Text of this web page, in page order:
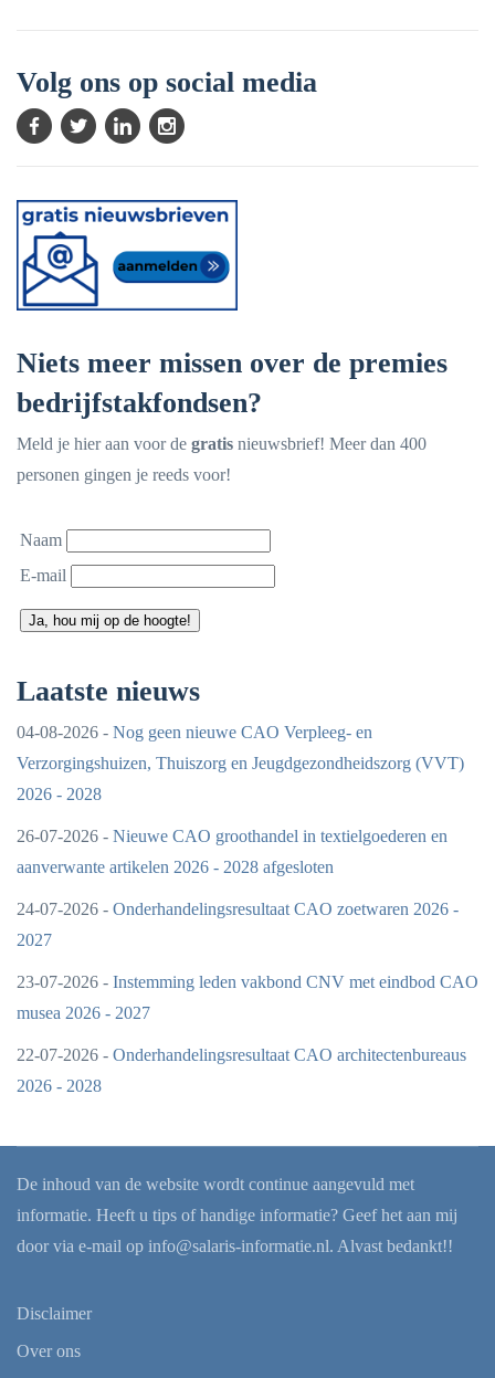
Volg ons op social media
Niets meer missen over de premies
bedrijfstakfondsen?
Meld je hier aan voor de gratis nieuwsbrief! Meer dan 400
personen gingen je reeds voor!
Naam
E-mail
Ja, hou mij op de hoogte!
Laatste nieuws
04-08-2026 - Nog geen nieuwe CAO Verpleeg- en
Verzorgingshuizen, Thuiszorg en Jeugdgezondheidszorg (VVT)
2026 - 2028
26-07-2026 - Nieuwe CAO groothandel in textielgoederen en
aanverwante artikelen 2026 - 2028 afgesloten
24-07-2026 - Onderhandelingsresultaat CAO zoetwaren 2026 -
2027
23-07-2026 - Instemming leden vakbond CNV met eindbod CAO
musea 2026 - 2027
22-07-2026 - Onderhandelingsresultaat CAO architectenbureaus
2026 - 2028
De inhoud van de website wordt continue aangevuld met
informatie. Heeft u tips of handige informatie? Geef het aan mij
door via e-mail op info@salaris-informatie.nl. Alvast bedankt!!
Disclaimer
Over ons